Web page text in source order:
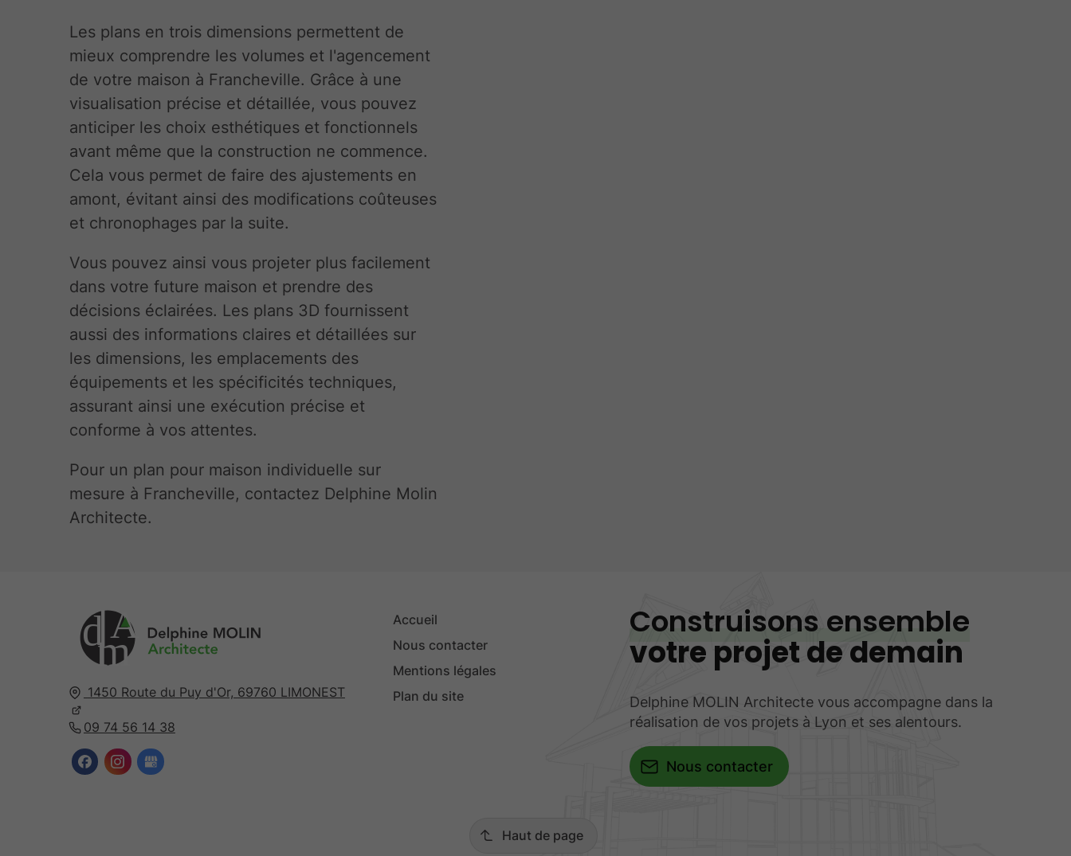
Les plans en trois dimensions permettent de
mieux comprendre les volumes et l'agencement
de votre maison à Francheville. Grâce à une
visualisation précise et détaillée, vous pouvez
anticiper les choix esthétiques et fonctionnels
avant même que la construction ne commence.
Cela vous permet de faire des ajustements en
amont, évitant ainsi des modifications coûteuses
et chronophages par la suite.
Vous pouvez ainsi vous projeter plus facilement
dans votre future maison et prendre des
décisions éclairées. Les plans 3D fournissent
aussi des informations claires et détaillées sur
les dimensions, les emplacements des
équipements et les spécificités techniques,
assurant ainsi une exécution précise et
conforme à vos attentes.
Pour un plan pour maison individuelle sur
mesure à Francheville, contactez Delphine Molin
Architecte.
dm
A
1450 Route du Puy d'Or, 69760 LIMONEST
09 74 56 14 38
Accueil
Nous contacter
Mentions légales
Plan du site
Construisons ensemble
votre projet de demain
Delphine MOLIN Architecte vous accompagne dans la
réalisation de vos projets à Lyon et ses alentours.
Nous contacter
Haut de page